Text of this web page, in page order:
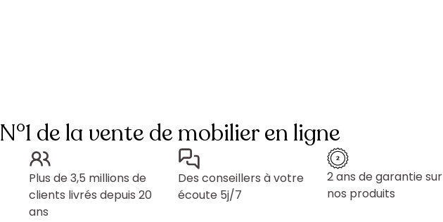
N°1 de la vente de mobilier en ligne
Plus de 3,5 millions de
clients livrés depuis 20
ans
Des conseillers à votre
écoute 5j/7
2 ans de garantie sur
nos produits